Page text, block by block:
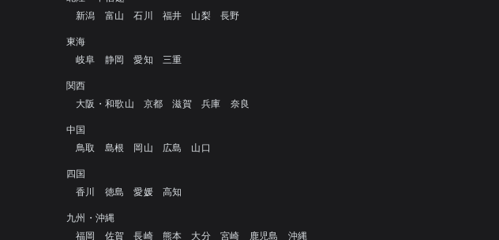
新潟
富山 石川 福井 山梨 長野
東海
岐阜
静岡 愛知 三重
関西
大阪・和歌山
京都 滋賀 兵庫 奈良
中国
鳥取
島根 岡山 広島 山口
四国
香川
徳島 愛媛 高知
九州・沖縄
福岡
佐賀 長崎 熊本 大分 宮崎 鹿児島 沖縄